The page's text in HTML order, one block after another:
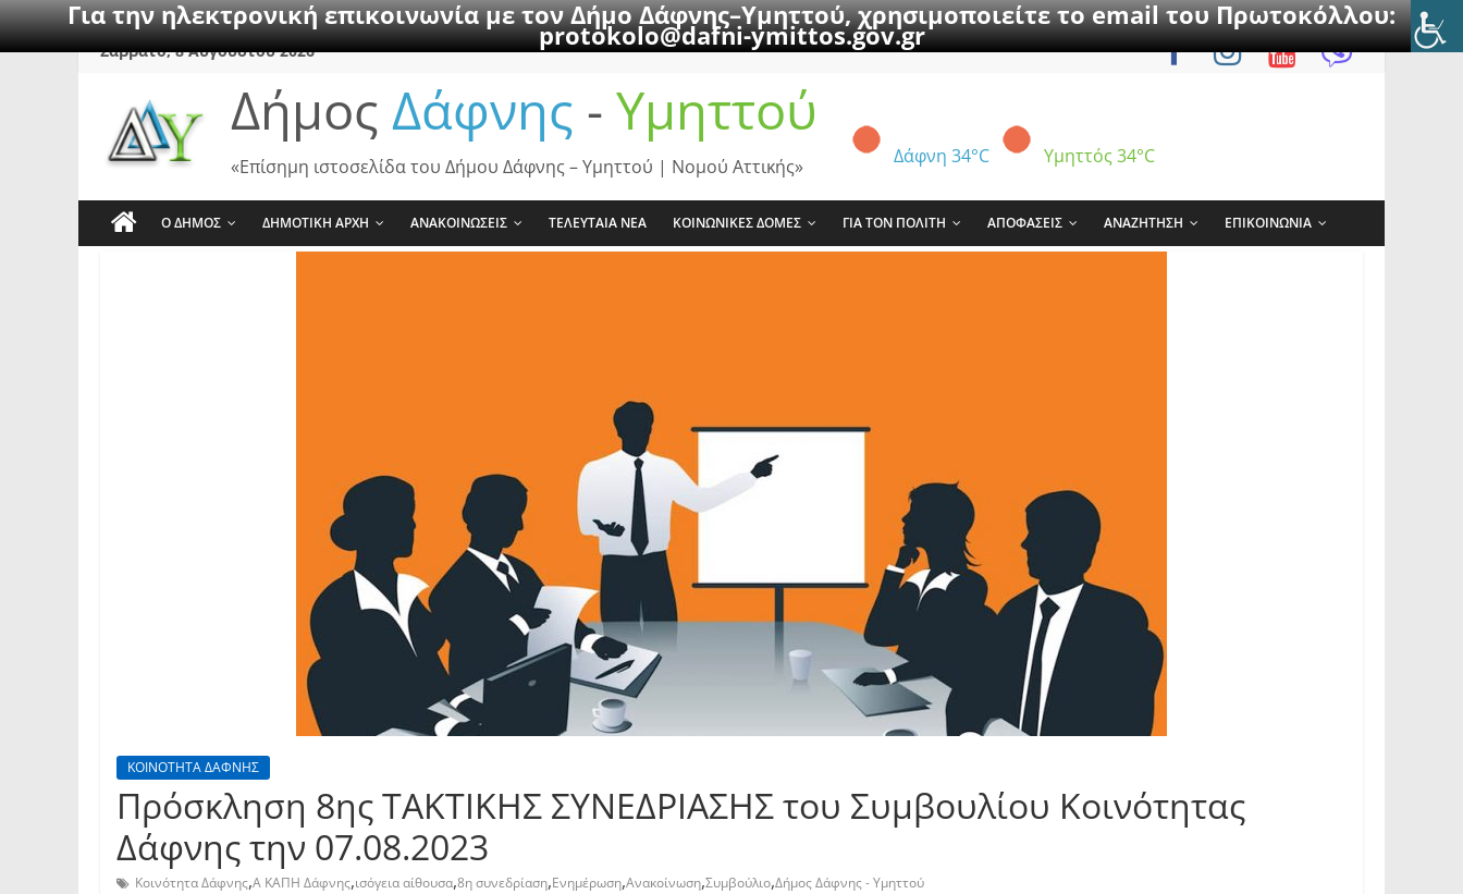
Για την ηλεκτρονική επικοινωνία με τον Δήμο Δάφνης–Υμηττού, χρησιμοποιείτε το email του Πρωτοκόλλου:
protokolo@dafni-ymittos.gov.gr
SkipΣάββατο, 8 Αυγούστου 2026
Δήμος Δάφνης - Υμηττού
Δάφνη 34°C Υμηττός 34°C
«Επίσημη ιστοσελίδα του Δήμου Δάφνης – Υμηττού | Νομού Αττικής»
Ο ΔΗΜΟΣ ΔΗΜΟΤΙΚΗ ΑΡΧΗ ΑΝΑΚΟΙΝΩΣΕΙΣ ΤΕΛΕΥΤΑΙΑ ΝΕΑ ΚΟΙΝΩΝΙΚΕΣ ΔΟΜΕΣ ΓΙΑ ΤΟΝ ΠΟΛΙΤΗ ΑΠΟΦΑΣΕΙΣ ΑΝΑΖΗΤΗΣΗ ΕΠΙΚΟΙΝΩΝΙΑ
ΚΟΙΝΟΤΗΤΑ ΔΑΦΝΗΣ
Πρόσκληση 8ης TAKTIKHΣ ΣΥΝΕΔΡΙΑΣΗΣ του Συμβουλίου Κοινότητας
Δάφνης την 07.08.2023
Κοινότητα Δάφνης,Α ΚΑΠΗ Δάφνης,ισόγεια αίθουσα,8η συνεδρίαση,Ενημέρωση,Ανακοίνωση,Συμβούλιο,Δήμος Δάφνης - Υμηττού